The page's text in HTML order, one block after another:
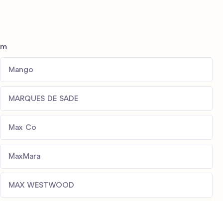
m
Mango
MARQUES DE SADE
Max Co
MaxMara
MAX WESTWOOD